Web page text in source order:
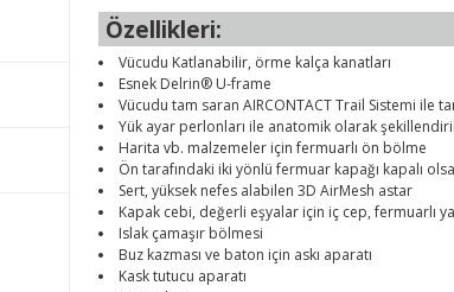
Özellikleri:
Vücudu Katlanabilir, örme kalça kanatları
Esnek Delrin® U-frame
Vücudu tam saran AIRCONTACT Trail Sistemi ile
Yük ayar perlonları ile anatomik olarak
Harita vb. malzemeler için fermuarlı ön bölme
Ön tarafındaki iki yönlü fermuar kapağı kapalı
Sert, yüksek nefes alabilen 3D AirMesh astar
Kapak cebi, değerli eşyalar için iç cep, fermuarlı
Islak çamaşır bölmesi
Buz kazması ve baton için askı aparatı
Kask tutucu aparatı